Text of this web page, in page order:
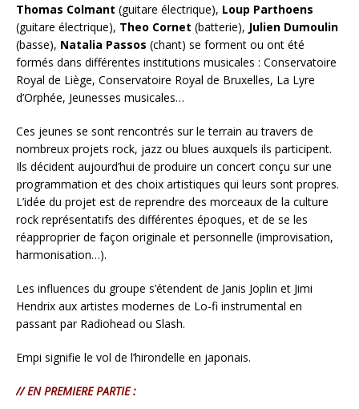
Thomas Colmant (guitare électrique), Loup Parthoens
(guitare électrique), Theo Cornet (batterie), Julien Dumoulin
(basse), Natalia Passos (chant) se forment ou ont été
formés dans différentes institutions musicales : Conservatoire
Royal de Liège, Conservatoire Royal de Bruxelles, La Lyre
d’Orphée, Jeunesses musicales…
Ces jeunes se sont rencontrés sur le terrain au travers de
nombreux projets rock, jazz ou blues auxquels ils participent.
Ils décident aujourd’hui de produire un concert conçu sur une
programmation et des choix artistiques qui leurs sont propres.
L’idée du projet est de reprendre des morceaux de la culture
rock représentatifs des différentes époques, et de se les
réapproprier de façon originale et personnelle (improvisation,
harmonisation…).
Les influences du groupe s’étendent de Janis Joplin et Jimi
Hendrix aux artistes modernes de Lo-fi instrumental en
passant par Radiohead ou Slash.
Empi signifie le vol de l’hirondelle en japonais.
// EN PREMIERE PARTIE :